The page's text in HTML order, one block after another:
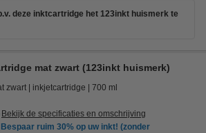
deze inktcartridge het 123inkt huismerk te
mat zwart (123inkt huismerk)
zwart inkjetcartridge 700 ml
Bekijk de specificaties en omschrijving
Bespaar ruim 30% op uw inkt! (zonder